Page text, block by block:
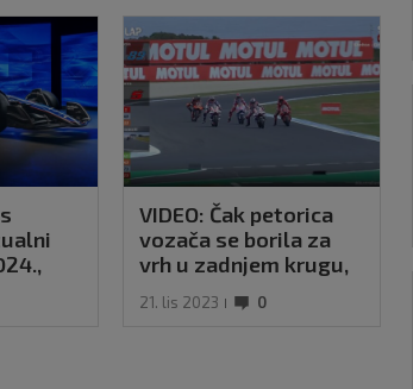
VIDEO: Čak petorica
vozača se borila za
vrh u zadnjem krugu,
pobjeda!
21. lis 2023 0